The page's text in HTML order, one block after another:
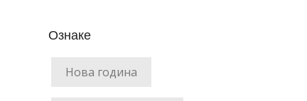
Ознаке
Нова година